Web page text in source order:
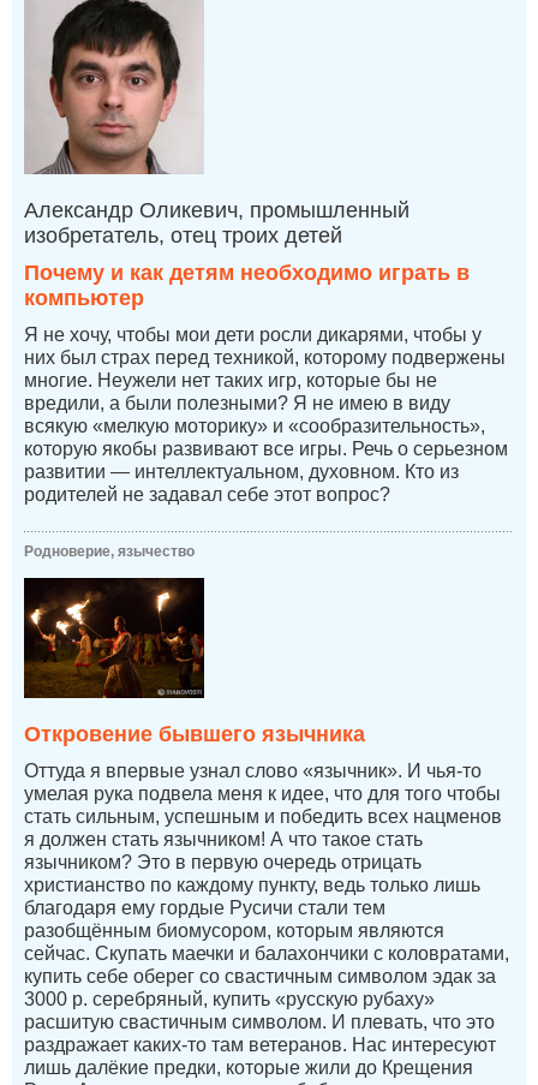
Александр Оликевич, промышленный
изобретатель, отец троих детей
Почему и как детям необходимо играть в
компьютер
Я не хочу, чтобы мои дети росли дикарями, чтобы у
них был страх перед техникой, которому подвержены
многие. Неужели нет таких игр, которые бы не
вредили, а были полезными? Я не имею в виду
всякую «мелкую моторику» и «сообразительность»,
которую якобы развивают все игры. Речь о серьезном
развитии — интеллектуальном, духовном. Кто из
родителей не задавал себе этот вопрос?
Родноверие, язычество
Откровение бывшего язычника
Оттуда я впервые узнал слово «язычник». И чья-то
умелая рука подвела меня к идее, что для того чтобы
стать сильным, успешным и победить всех нацменов
я должен стать язычником! А что такое стать
язычником? Это в первую очередь отрицать
христианство по каждому пункту, ведь только лишь
благодаря ему гордые Русичи стали тем
разобщённым биомусором, которым являются
сейчас. Скупать маечки и балахончики с коловратами,
купить себе оберег со свастичным символом эдак за
3000 р. серебряный, купить «русскую рубаху»
расшитую свастичным символом. И плевать, что это
раздражает каких-то там ветеранов. Нас интересуют
лишь далёкие предки, которые жили до Крещения